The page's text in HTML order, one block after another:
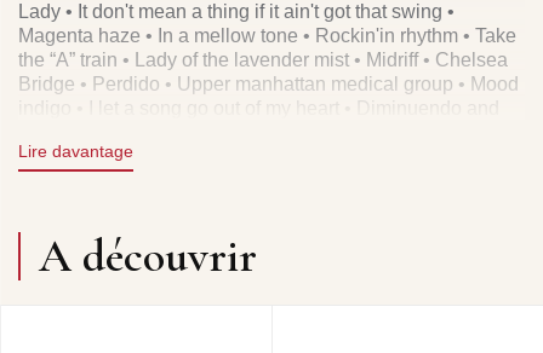
Lady • It don't mean a thing if it ain't got that swing •
Magenta haze • In a mellow tone • Rockin'in rhythm • Take
the “A” train • Lady of the lavender mist • Midriff • Chelsea
Bridge • Perdido • Upper manhattan medical group • Mood
Lire davantage
A découvrir